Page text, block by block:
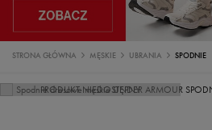
STRONA GŁÓWNA MĘSKIE UBRANIA SPODNIE
PRODUKT NIEDOSTĘPNY